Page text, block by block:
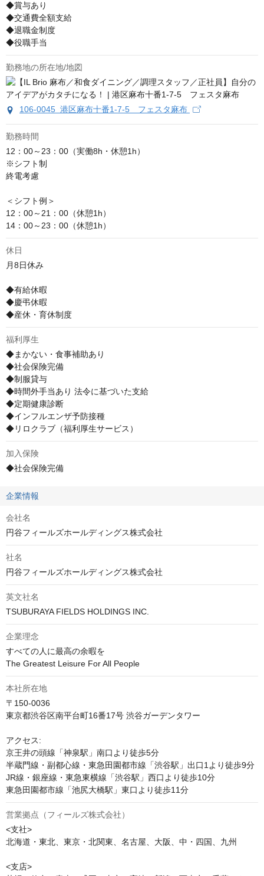
◆賞与あり
◆交通費全額支給
◆退職金制度
◆役職手当
勤務地の所在地/地図
106-0045 港区麻布十番1-7-5 フェスタ麻布
勤務時間
12：00～23：00（実働8h・休憩1h）
※シフト制
終電考慮
＜シフト例＞
12：00～21：00（休憩1h）
14：00～23：00（休憩1h）
休日
月8日休み
◆有給休暇
◆慶弔休暇
◆産休・育休制度
福利厚生
◆まかない・食事補助あり
◆社会保険完備
◆制服貸与
◆時間外手当あり 法令に基づいた支給
◆定期健康診断
◆インフルエンザ予防接種
◆リロクラブ（福利厚生サービス）
加入保険
◆社会保険完備
企業情報
会社名
円谷フィールズホールディングス株式会社
社名
円谷フィールズホールディングス株式会社
英文社名
TSUBURAYA FIELDS HOLDINGS INC.
企業理念
すべての人に最高の余暇を
The Greatest Leisure For All People
本社所在地
〒150-0036
東京都渋谷区南平台町16番17号 渋谷ガーデンタワー
アクセス:
京王井の頭線「神泉駅」南口より徒歩5分
半蔵門線・副都心線・東急田園都市線「渋谷駅」出口1より徒歩9分
JR線・銀座線・東急東横線「渋谷駅」西口より徒歩10分
東急田園都市線「池尻大橋駅」東口より徒歩11分
営業拠点（フィールズ株式会社）
<支社>
北海道・東北、東京・北関東、名古屋、大阪、中・四国、九州
<支店>